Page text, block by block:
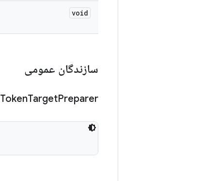
void
سازندگان عمومی
TokenTargetPreparer